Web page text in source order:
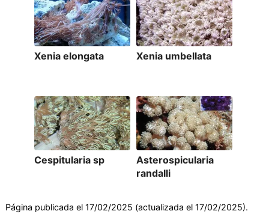
Xenia elongata Xenia umbellata
Cespitularia sp
Asterospicularia
randalli
Página publicada el 17/02/2025 (actualizada el 17/02/2025).